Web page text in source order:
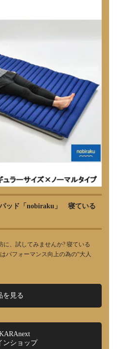
ッド「nobiraku」 寝ている
に、試してみませんか? 寝ている
パフォーマンス向上の為の“大人
を見る
ンショップ